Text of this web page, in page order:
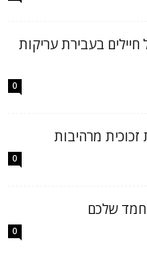
בעבירת עריקות
0
מרהיבות
0
שלכם
0